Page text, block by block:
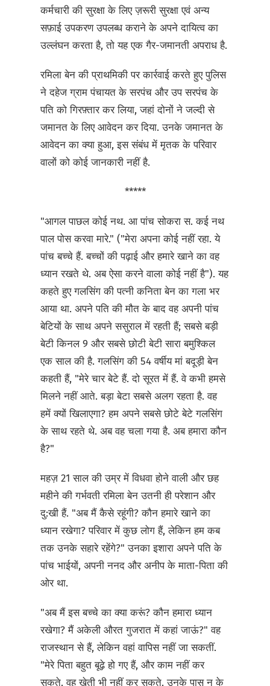
कर्मचारी की सुरक्षा के लिए ज़रूरी सुरक्षा एवं अन्य
सफ़ाई उपकरण उपलब्ध कराने के अपने दायित्व का
उल्लंघन करता है, तो यह एक गैर-जमानती अपराध है.
रमिला बेन की प्राथमिकी पर कार्रवाई करते हुए पुलिस
ने दहेज ग्राम पंचायत के सरपंच और उप सरपंच के
पति को गिरफ़्तार कर लिया, जहां दोनों ने जल्दी से
जमानत के लिए आवेदन कर दिया. उनके जमानत के
आवेदन का क्या हुआ, इस संबंध में मृतक के परिवार
वालों को कोई जानकारी नहीं है.
*****
"आगल पाछल कोई नथ. आ पांच सोकरा स. कई नथ
पाल पोस करवा मारे." ("मेरा अपना कोई नहीं रहा. ये
पांच बच्चे हैं. बच्चों की पढ़ाई और हमारे खाने का वह
ध्यान रखते थे. अब ऐसा करने वाला कोई नहीं है"). यह
कहते हुए गलसिंग की पत्नी कनिता बेन का गला भर
आया था. अपने पति की मौत के बाद वह अपनी पांच
बेटियों के साथ अपने ससुराल में रहती हैं; सबसे बड़ी
बेटी किनल 9 और सबसे छोटी बेटी सारा बमुश्किल
एक साल की है. गलसिंग की 54 वर्षीय मां बदूड़ी बेन
कहती हैं, "मेरे चार बेटे हैं. दो सूरत में हैं. वे कभी हमसे
मिलने नहीं आते. बड़ा बेटा सबसे अलग रहता है. वह
हमें क्यों खिलाएगा? हम अपने सबसे छोटे बेटे गलसिंग
के साथ रहते थे. अब वह चला गया है. अब हमारा कौन
है?"
महज़ 21 साल की उम्र में विधवा होने वाली और छह
महीने की गर्भवती रमिला बेन उतनी ही परेशान और
दु:खी हैं. "अब मैं कैसे रहूंगी? कौन हमारे खाने का
ध्यान रखेगा? परिवार में कुछ लोग हैं, लेकिन हम कब
तक उनके सहारे रहेंगे?" उनका इशारा अपने पति के
पांच भाईयों, अपनी ननद और अनीप के माता-पिता की
ओर था.
"अब मैं इस बच्चे का क्या करूं? कौन हमारा ध्यान
रखेगा? मैं अकेली औरत गुजरात में कहां जाऊं?" वह
राजस्थान से हैं, लेकिन वहां वापिस नहीं जा सकतीं.
"मेरे पिता बहुत बूढ़े हो गए हैं, और काम नहीं कर
सकते. वह खेती भी नहीं कर सकते. उनके पास न के